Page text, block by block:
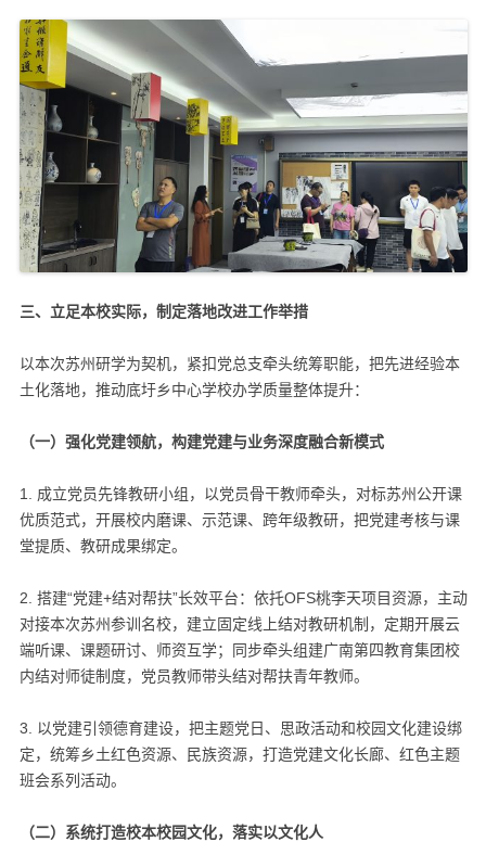
三、立足本校实际，制定落地改进工作举措
以本次苏州研学为契机，紧扣党总支牵头统筹职能，把先进经验本
土化落地，推动底圩乡中心学校办学质量整体提升：
（一）强化党建领航，构建党建与业务深度融合新模式
1. 成立党员先锋教研小组，以党员骨干教师牵头，对标苏州公开课
优质范式，开展校内磨课、示范课、跨年级教研，把党建考核与课
堂提质、教研成果绑定。
2. 搭建“党建+结对帮扶”长效平台：依托OFS桃李天项目资源，主动
对接本次苏州参训名校，建立固定线上结对教研机制，定期开展云
端听课、课题研讨、师资互学；同步牵头组建广南第四教育集团校
内结对师徒制度，党员教师带头结对帮扶青年教师。
3. 以党建引领德育建设，把主题党日、思政活动和校园文化建设绑
定，统筹乡土红色资源、民族资源，打造党建文化长廊、红色主题
班会系列活动。
（二）系统打造校本校园文化，落实以文化人